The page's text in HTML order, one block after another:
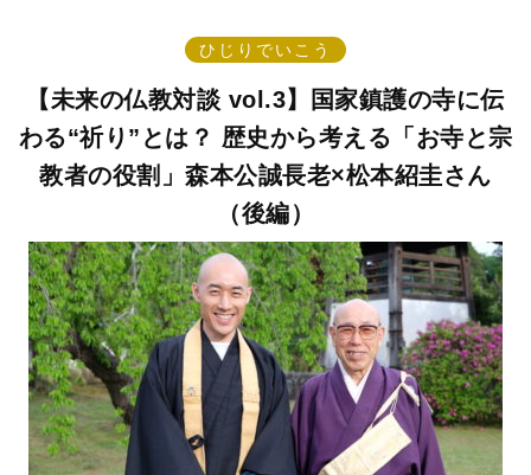
ひじりでいこう
【未来の仏教対談 vol.3】国家鎮護の寺に伝
わる“祈り”とは？ 歴史から考える「お寺と宗
教者の役割」森本公誠長老×松本紹圭さん
（後編）